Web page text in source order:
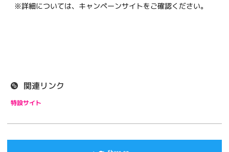
※詳細については、キャンペーンサイトをご確認ください。
関連リンク
特設サイト